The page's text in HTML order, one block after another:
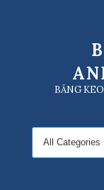
BĂNG
Search
for